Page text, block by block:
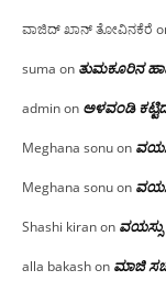
ವಾಜಿದ್ ಖಾನ್ ತೋವಿನಕೆರೆ
suma on ತುಮಕೂರಿನ
adminon ಅಳವಂಡಿ
Meghana sonuon
Meghana sonuon
Shashi kiranon ವಯಸ್ಸು
alla bakashon ಮಾಜಿ